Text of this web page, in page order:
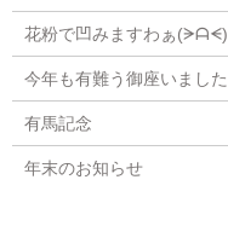
花粉で凹みますわぁ(⁠ᗒ⁠ᗩ⁠ᗕ⁠)
今年も有難う御座いました
有馬記念
年末のお知らせ